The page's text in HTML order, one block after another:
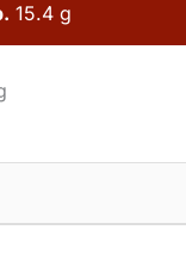
15.4 g